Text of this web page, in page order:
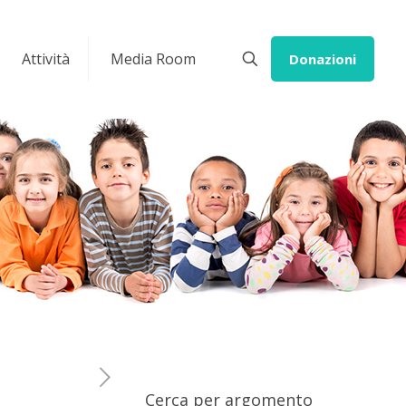
Attività Media Room Donazioni
Cerca per argomento